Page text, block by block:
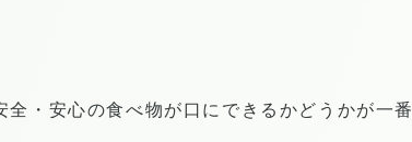
・安心の食べ物が口にできるかどうかが一番